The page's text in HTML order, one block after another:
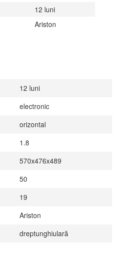
12 luni
Ariston
12 luni
electronic
orizontal
1.8
570x476x489
50
19
Ariston
dreptunghiulară